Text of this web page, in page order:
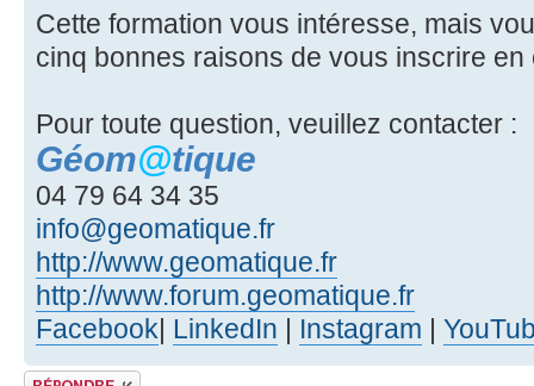
Cette formation vous intéresse, mais
cinq bonnes raisons de vous inscrire
Pour toute question, veuillez contacter :
Géom@tique
04 79 64 34 35
info@geomatique.fr
http://www.geomatique.fr
http://www.forum.geomatique.fr
Facebook| LinkedIn | Instagram |
Publier une réponse